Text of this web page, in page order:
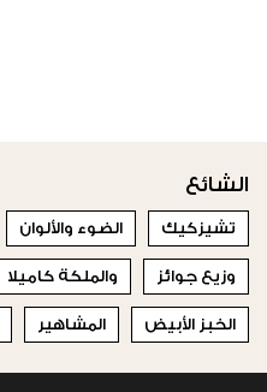
الشائع
تشيزكيك الضوء والألوان
وزيع جوائز والملكة كاميلا
الخبز الأبيض المشاهير